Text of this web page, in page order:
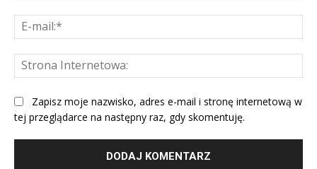
Zapisz moje nazwisko, adres e-mail i stronę internetową w
tej przeglądarce na następny raz, gdy skomentuję.